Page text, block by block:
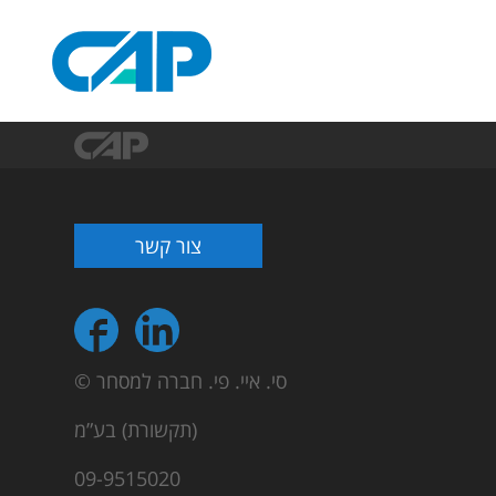
צור קשר
© סי. איי. פי. חברה למסחר
(תקשורת) בע”מ
09-9515020